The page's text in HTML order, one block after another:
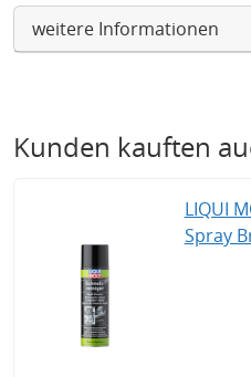
weitere Informationen
Kunden kauften
LIQUI
Spray